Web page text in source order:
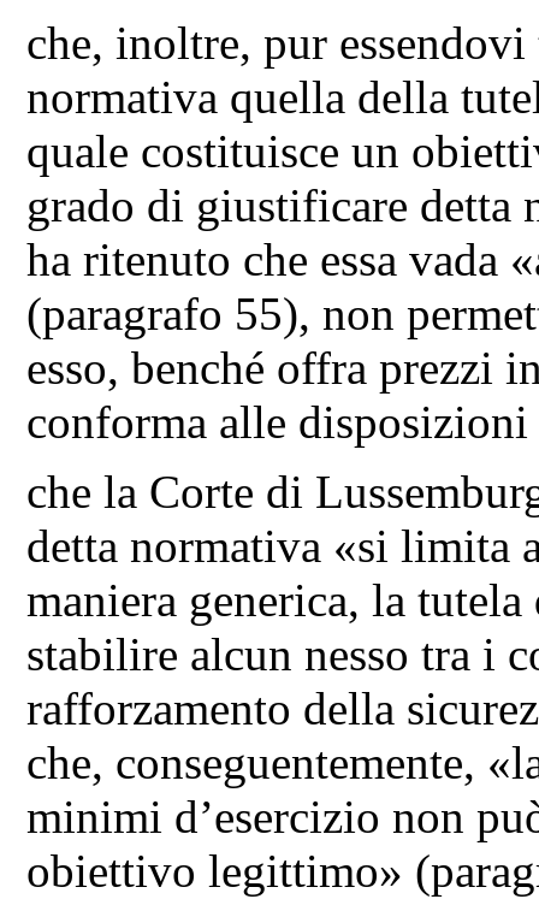
che, inoltre, pur
normativa quella della
quale costituisce un
grado di giustificare detta
ha ritenuto che essa vada
(paragrafo 55), non
esso, benché offra prezzi
conforma alle
che la Corte di
detta normativa «si limita
maniera generica, la tutela
stabilire alcun nesso tra i
rafforzamento della
che, conseguentemente,
minimi d’esercizio non
obiettivo legittimo»